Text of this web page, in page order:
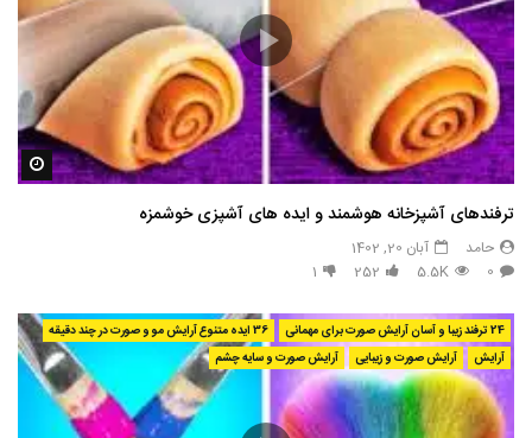
ترفندهای آشپزخانه هوشمند و ایده های آشپزی خوشمزه
حامد
آبان 20, 1402
0
5.5K
252
1
24 ترفند زیبا و آسان آرایش صورت برای مهمانی
36 ایده متنوع آرایش مو و صورت در چند دقیقه
آرایش
آرایش صورت و زیبایی آرایش صورت و سایه چشم